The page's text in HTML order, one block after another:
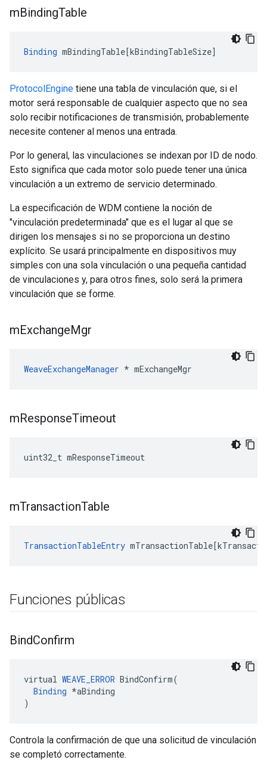
mBindingTable
Binding mBindingTable[kBindingTableSize]
ProtocolEngine tiene una tabla de vinculación que, si el
motor será responsable de cualquier aspecto que no sea
solo recibir notificaciones de transmisión, probablemente
necesite contener al menos una entrada.
Por lo general, las vinculaciones se indexan por ID de nodo.
Esto significa que cada motor solo puede tener una única
vinculación a un extremo de servicio determinado.
La especificación de WDM contiene la noción de
"vinculación predeterminada" que es el lugar al que se
dirigen los mensajes si no se proporciona un destino
explícito. Se usará principalmente en dispositivos muy
simples con una sola vinculación o una pequeña cantidad
de vinculaciones y, para otros fines, solo será la primera
vinculación que se forme.
mExchangeMgr
WeaveExchangeManager * mExchangeMgr
mResponseTimeout
uint32_t mResponseTimeout
mTransactionTable
TransactionTableEntry mTransactionTable[
Funciones públicas
BindConfirm
virtual WEAVE_ERROR BindConfirm(
Binding *aBinding
)
Controla la confirmación de que una solicitud de vinculación
se completó correctamente.